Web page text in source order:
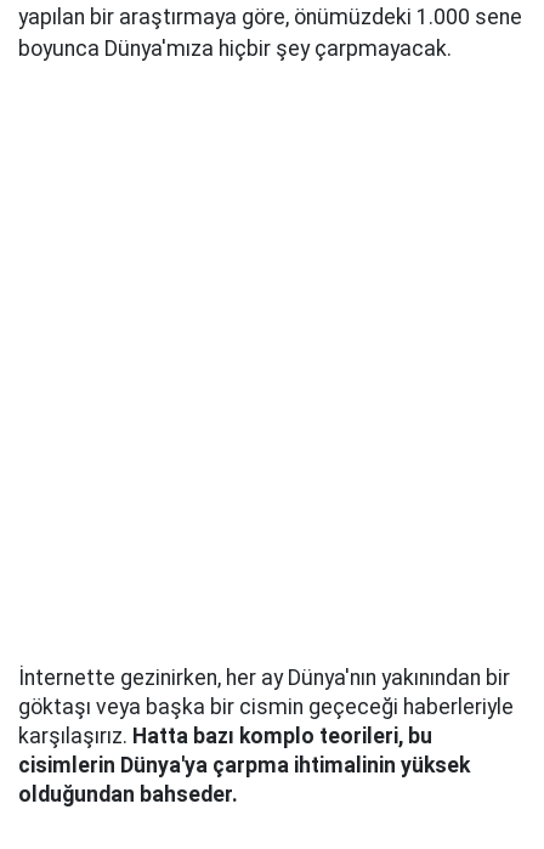
yapılan bir araştırmaya göre, önümüzdeki 1.000 sene
boyunca Dünya'mıza hiçbir şey çarpmayacak.
İnternette gezinirken, her ay Dünya'nın yakınından bir
göktaşı veya başka bir cismin geçeceği haberleriyle
karşılaşırız. Hatta bazı komplo teorileri, bu
cisimlerin Dünya'ya çarpma ihtimalinin yüksek
olduğundan bahseder.